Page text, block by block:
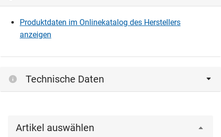
Produktdaten im Onlinekatalog des Herstellers
anzeigen
Technische Daten
Artikel auswählen